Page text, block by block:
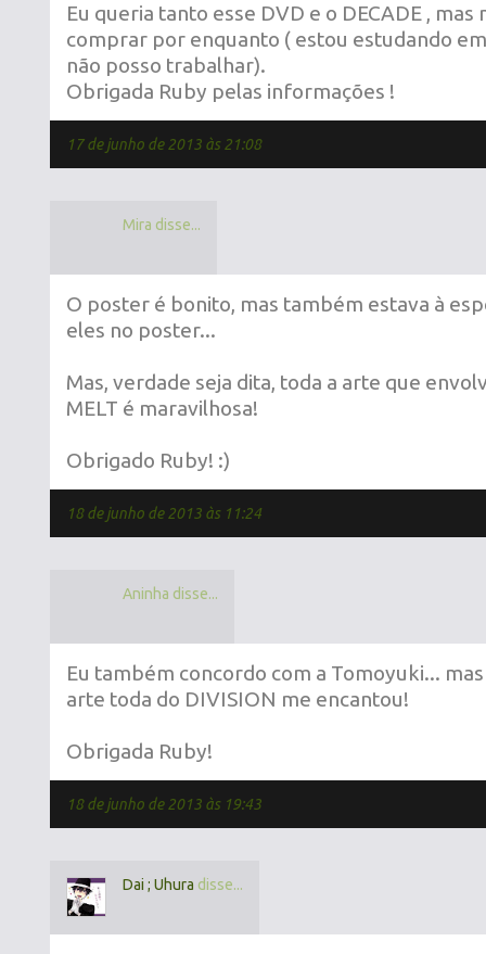
Eu queria tanto esse DVD e o DECADE ,
comprar por enquanto ( estou estudando
não posso trabalhar).
Obrigada Ruby pelas informações !
17 de junho de 2013 às 21:08
Mira disse...
O poster é bonito, mas também estava à
eles no poster...
Mas, verdade seja dita, toda a arte que
MELT é maravilhosa!
Obrigado Ruby! :)
18 de junho de 2013 às 11:24
Aninha disse...
Eu também concordo com a Tomoyuki...
arte toda do DIVISION me encantou!
Obrigada Ruby!
18 de junho de 2013 às 19:43
Dai ; Uhura disse...